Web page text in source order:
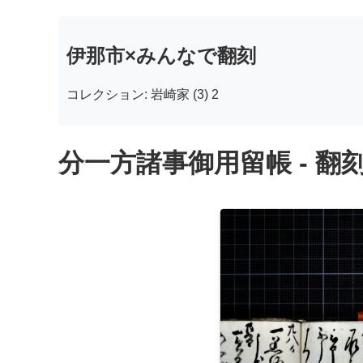
伊那市×みんなで翻刻
コレクション: 岩崎家 (3) 2
分一方諸事御用留帳 - 翻